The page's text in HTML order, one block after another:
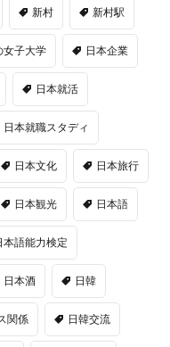
新村 新村駅
女子大学 日本企業
日本就活
日本就職スタディ
日本文化 日本旅行
日本観光 日本語
本語能力検定
日本酒 日韓
関係 日韓交流